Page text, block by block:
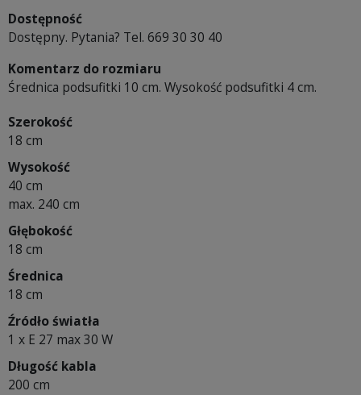
Dostępność
Dostępny. Pytania? Tel. 669 30 30 40
Komentarz do rozmiaru
Średnica podsufitki 10 cm. Wysokość podsufitki 4 cm.
Szerokość
18 cm
Wysokość
40 cm
max. 240 cm
Głębokość
18 cm
Średnica
18 cm
Źródło światła
1 x E 27 max 30 W
Długość kabla
200 cm